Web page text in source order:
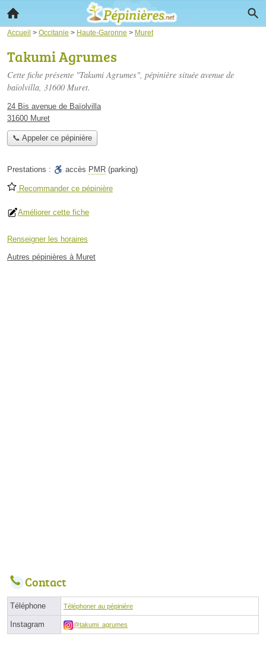
Accueil > Occitanie > Haute-Garonne > Muret
Takumi Agrumes
Cette fiche présente "Takumi Agrumes", pépinière située avenue de
baïolvilla, 31600 Muret.
24 Bis avenue de Baïolvilla
31600 Muret
📞 Appeler ce pépinière
Prestations : accès PMR (parking)
Recommander ce pépinière
Améliorer cette fiche
Renseigner les horaires
Autres pépinières à Muret
Contact
Téléphone Téléphoner au pépinière
Instagram @takumi_agrumes